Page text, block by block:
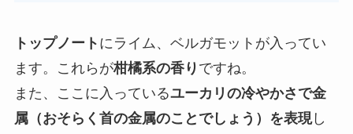
トップノート にライム、ベルガモットが入ってい
ます。これらが柑橘系の香り ですね。
また、ここに入っているユーカリの冷やかさで金
属（おそらく首の金属のことでしょう）を表現し